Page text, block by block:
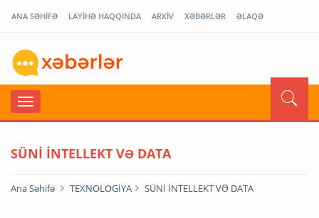
ANA SƏHİFƏ LAYİHƏ HAQQINDA ARXİV XƏBƏRLƏR ƏLAQƏ
SÜNİ İNTELLEKT VƏ DATA
Ana Səhifə TEXNOLOGİYA SÜNİ İNTELLEKT VƏ DATA